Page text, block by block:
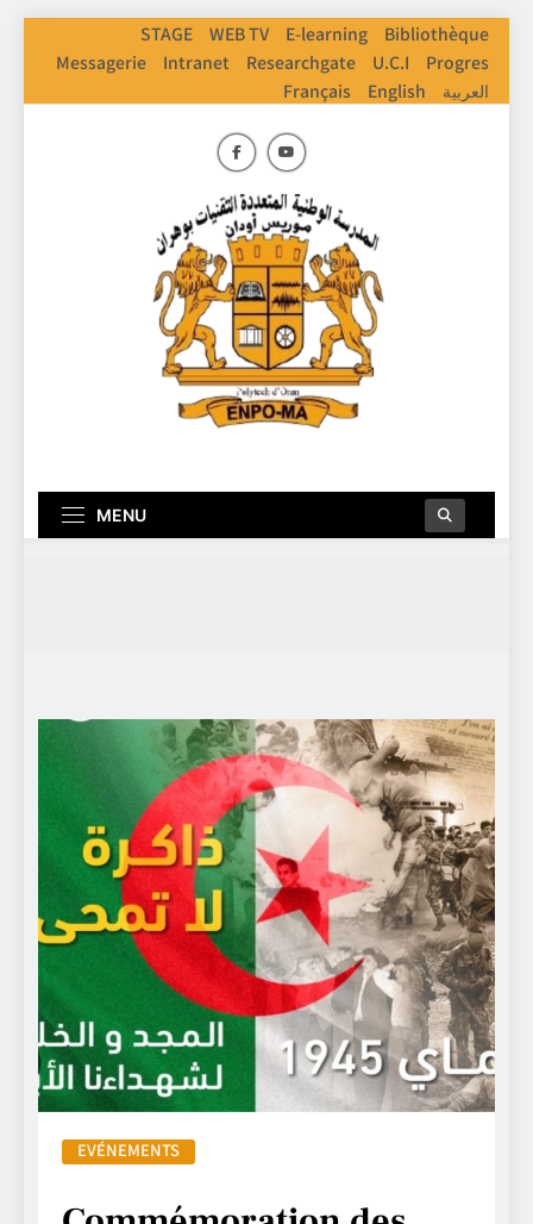
STAGE WEB TV E-learning
Bibliothèque
Messagerie
Intranet Researchgate U.C.I
Progres
Français
English العربية
MENU
EVÉNEMENTS